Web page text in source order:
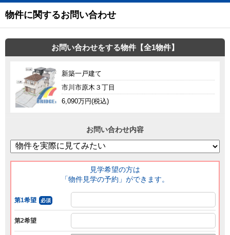
物件に関するお問い合わせ
お問い合わせをする物件【全1物件】
新築一戸建て
市川市原木３丁目
6,090万円(税込)
お問い合わせ内容
見学希望の方は
「物件見学の予約」ができます。
第1希望 必須
第2希望